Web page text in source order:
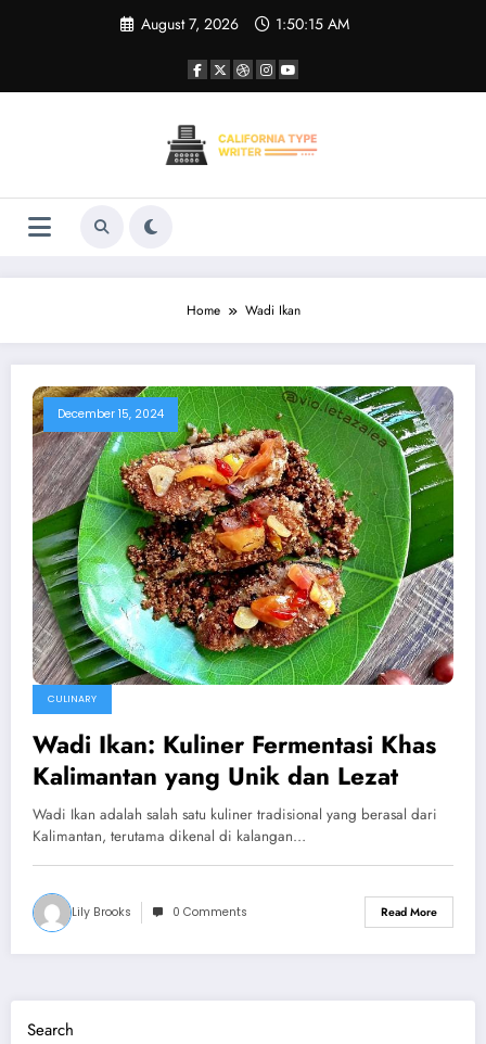
August 7, 2026 1:50:15 AM
Home Wadi Ikan
December 15, 2024
CULINARY
Wadi Ikan: Kuliner Fermentasi Khas
Kalimantan yang Unik dan Lezat
Wadi Ikan adalah salah satu kuliner tradisional yang berasal dari
Kalimantan, terutama dikenal di kalangan…
Lily Brooks 0 Comments Read More
Search